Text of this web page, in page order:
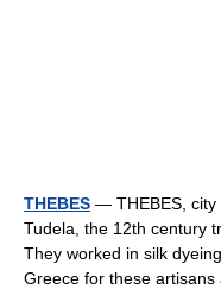
THEBES — THEBES, city
Tudela, the 12th century
They worked in silk
Greece for these artisans